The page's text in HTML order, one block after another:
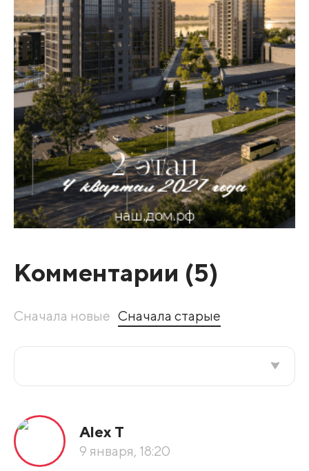
Комментарии (5)
Сначала новые Сначала старые
По рейтингу
Alex T
9 января, 18:20